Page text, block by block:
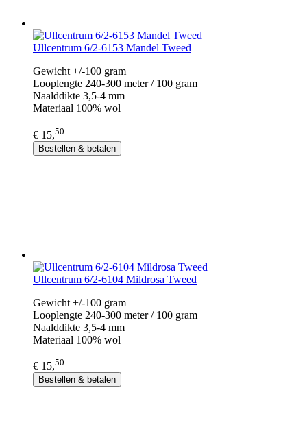
Ullcentrum 6/2-6153 Mandel Tweed
Gewicht +/-100 gram
Looplengte 240-300 meter / 100 gram
Naalddikte 3,5-4 mm
Materiaal 100% wol
€ 15,50
Bestellen & betalen
Ullcentrum 6/2-6104 Mildrosa Tweed
Gewicht +/-100 gram
Looplengte 240-300 meter / 100 gram
Naalddikte 3,5-4 mm
Materiaal 100% wol
€ 15,50
Bestellen & betalen